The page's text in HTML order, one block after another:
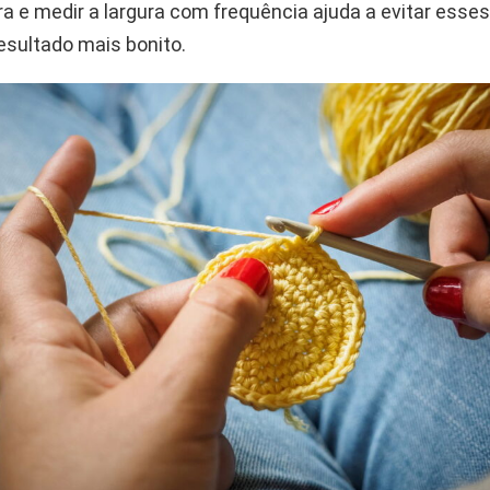
e medir a largura com frequência ajuda a evitar
mais bonito.